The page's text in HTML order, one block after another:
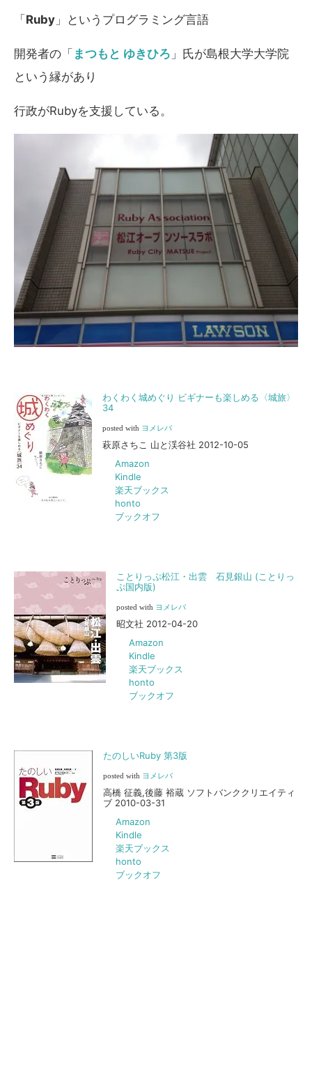
「Ruby 」というプログラミング言語
開発者の「 まつもと ゆきひろ 」氏が島根大学大学院
という縁があり
行政がRubyを支援している。
わくわく城めぐり ビギナーも楽しめる〈城旅〉
34
posted with ヨメレバ
萩原さちこ 山と渓谷社 2012-10-05
Amazon
Kindle
楽天ブックス
honto
ブックオフ
ことりっぷ松江・出雲 石見銀山 (ことりっ
ぷ国内版)
posted with ヨメレバ
昭文社 2012-04-20
Amazon
Kindle
楽天ブックス
honto
ブックオフ
たのしいRuby 第3版
posted with ヨメレバ
高橋 征義,後藤 裕蔵 ソフトバンククリエイティ
ブ 2010-03-31
Amazon
Kindle
楽天ブックス
honto
ブックオフ